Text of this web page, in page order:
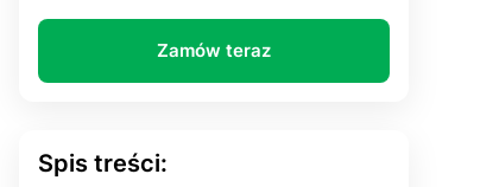
(dorośli)
Zamów teraz
Spis treści: